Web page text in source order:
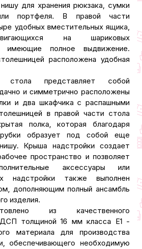
для хранения рюкзака, сумки
портфеля. В правой части
удобных вместительных ящика,
на шариковых
имеющие полное выдвижение.
расположена удобная
стола представляет собой
и симметрично расположены
и два шкафчика с распашными
в правой части стола
полка, которая благодаря
образует под собой еще
Крыша надстройки создает
пространство и позволяет
аксессуары или
надстройки также выполнен
дополняющим полный ансамбль
изделия.
из качественного
ДСП толщиной 16 мм класса Е1 -
материала для производства
обеспечивающего необходимую